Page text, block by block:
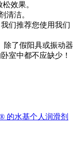
效果。
清洁。
们推荐您使用我们
除了假阳具或振动器
室中都不应缺少！